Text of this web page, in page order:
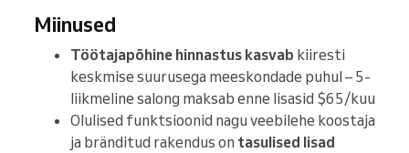
Miinused
Töötajapõhine hinnastus kasvab kiiresti
keskmise suurusega meeskondade puhul – 5-
liikmeline salong maksab enne lisasid $65/kuu
Olulised funktsioonid nagu veebilehe koostaja
ja bränditud rakendus on tasulised lisad